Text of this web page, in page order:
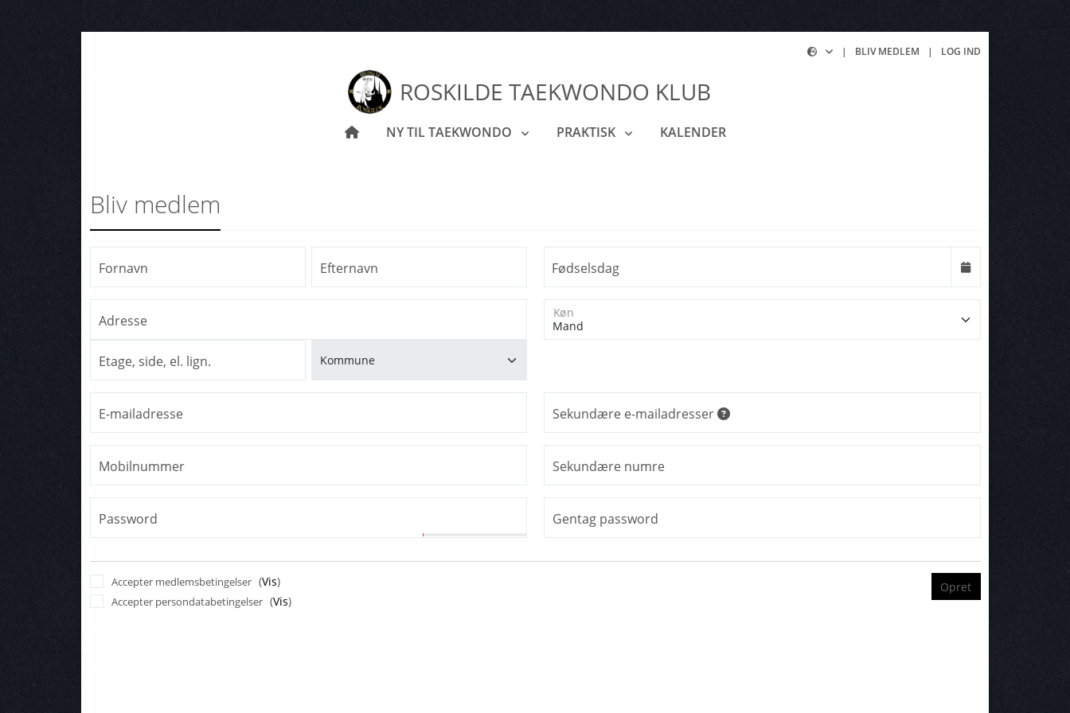
| BLIV MEDLEM | LOG IND
ROSKILDE TAEKWONDO KLUB
NY TIL TAEKWONDO PRAKTISK KALENDER
Bliv medlem
Fornavn Efternavn Fødselsdag
Adresse
Etage, side, el. lign.
Køn
E-mailadresse Sekundære e-mailadresser
Mobilnummer Sekundære numre
Password Gentag password
Accepter medlemsbetingelser (Vis)
Accepter persondatabetingelser (Vis)
Opret